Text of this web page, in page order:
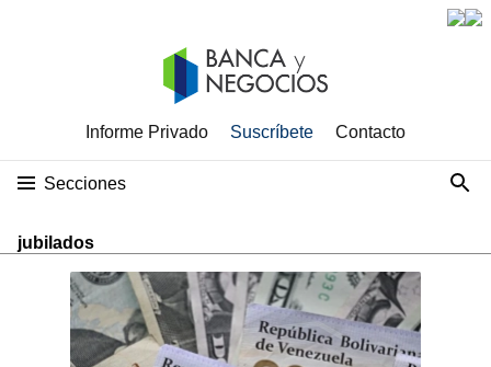
Informe Privado Suscríbete Contacto
Secciones
jubilados